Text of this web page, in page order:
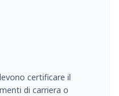
certificare il
di carriera o